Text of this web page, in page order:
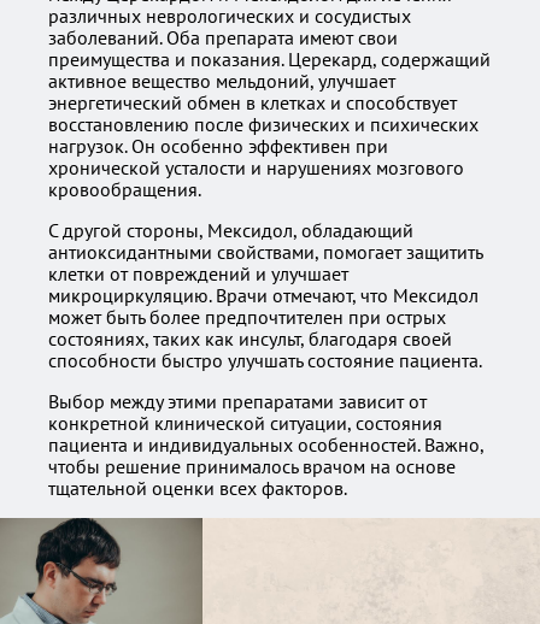
различных неврологических и сосудистых
заболеваний. Оба препарата имеют свои
преимущества и показания. Церекард, содержащий
активное вещество мельдоний, улучшает
энергетический обмен в клетках и способствует
восстановлению после физических и психических
нагрузок. Он особенно эффективен при
хронической усталости и нарушениях мозгового
кровообращения.
С другой стороны, Мексидол, обладающий
антиоксидантными свойствами, помогает защитить
клетки от повреждений и улучшает
микроциркуляцию. Врачи отмечают, что Мексидол
может быть более предпочтителен при острых
состояниях, таких как инсульт, благодаря своей
способности быстро улучшать состояние пациента.
Выбор между этими препаратами зависит от
конкретной клинической ситуации, состояния
пациента и индивидуальных особенностей. Важно,
чтобы решение принималось врачом на основе
тщательной оценки всех факторов.